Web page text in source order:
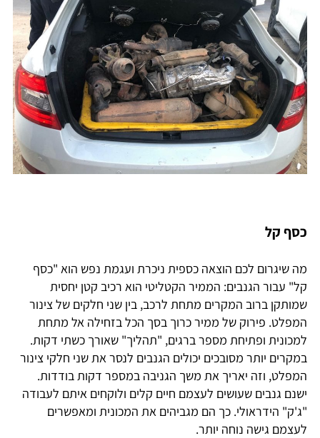
כסף קל
מה שיגרום לכם הוצאה כספית ניכרת ועגמת נפש הוא "כסף
קל" עבור הגנבים: הממיר הקטליטי הוא רכיב קטן יחסית
שמותקן ברוב המקרים מתחת לרכב, בין שני חלקים של צינור
המפלט. פירוק של ממיר כרוך בסך הכל בזחילה אל מתחת
למכונית ופתיחת מספר ברגים, "תהליך" שאורך כשתי דקות.
במקרים יותר מסובכים יכולים הגנבים לנסר את שני חלקי צינור
המפלט, וזה יאריך את משך הגניבה במספר דקות בודדות.
ישנם גנבים שעושים לעצמם חיים קלים ולוקחים איתם לעבודה
"ג'ק" הידראולי. כך הם מגביהים את המכונית ומאפשרים
לעצמם גישה נוחה יותר.